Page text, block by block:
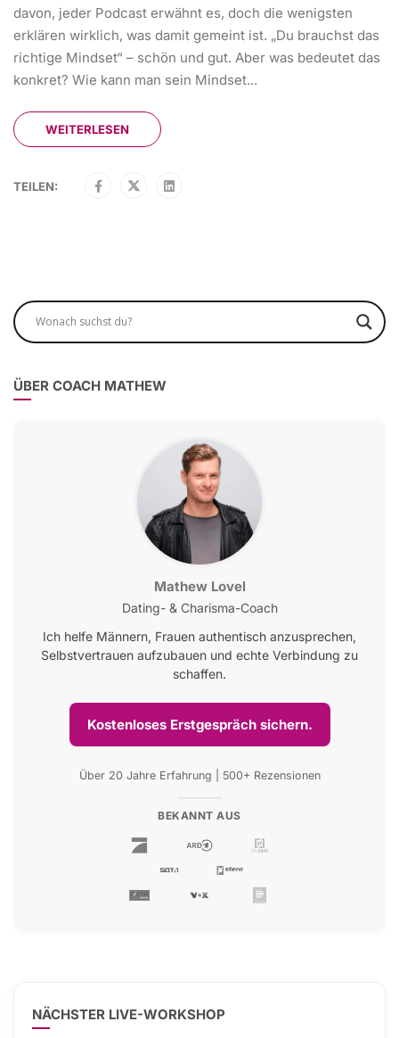
davon, jeder Podcast erwähnt es, doch die wenigsten
erklären wirklich, was damit gemeint ist. „Du brauchst das
richtige Mindset“ – schön und gut. Aber was bedeutet das
konkret? Wie kann man sein Mindset...
WEITERLESEN
TEILEN:
ÜBER COACH MATHEW
Mathew Lovel
Dating- & Charisma-Coach
Ich helfe Männern, Frauen authentisch anzusprechen,
Selbstvertrauen aufzubauen und echte Verbindung zu
schaffen.
Kostenloses Erstgespräch sichern.
Über 20 Jahre Erfahrung | 500+ Rezensionen
BEKANNT AUS
NÄCHSTER LIVE-WORKSHOP